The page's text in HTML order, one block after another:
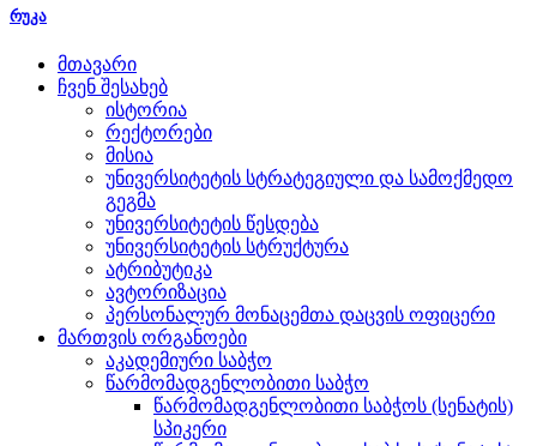
რუკა
მთავარი
ჩვენ შესახებ
ისტორია
რექტორები
მისია
უნივერსიტეტის სტრატეგიული და სამოქმედო
გეგმა
უნივერსიტეტის წესდება
უნივერსიტეტის სტრუქტურა
ატრიბუტიკა
ავტორიზაცია
პერსონალურ მონაცემთა დაცვის ოფიცერი
მართვის ორგანოები
აკადემიური საბჭო
წარმომადგენლობითი საბჭო
წარმომადგენლობითი საბჭოს (სენატის)
სპიკერი